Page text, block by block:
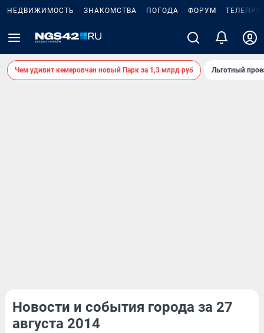
НЕДВИЖИМОСТЬ ЗНАКОМСТВА ПОГОДА ФОРУМ
Чем удивит кемеровчан новый Парк за 1,3 млрд руб Льготный
Новости и события города за 27
августа 2014